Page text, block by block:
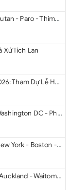
Du lịch Bhutan 2026: Hà Nội - Bhutan - Paro - Thimphu - Punakha
Xứ Tích Lan
Du lịch Sri Lanka - Xứ Tích Lan 2026: Tham Dự Lễ Hội Rước Xá Lợi Răng Phật
Du Lịch Bờ Đông Hoa Kỳ 2026: Washington DC - Philadelphia - New York - Boston - New Hampshire White Mountains - Albany - Niagara Falls - Buffalo - Corning - New York
Du Lịch Bờ Đông Hoa Kỳ 2026: New York - Boston - New Hampshire - Artist’s Bluff - Echo Lake Kancamagus Highway - White Mountains - Albany - Buffalo Niagara Falls - Corning - Washington DC
Du lịch New Zealand 2026: Tour Auckland - Waitomo - Taupo - Rotorua - Matamata - Hamilton